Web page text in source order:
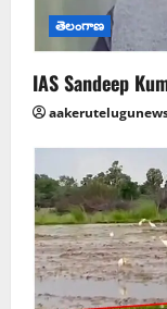
తెలంగాణ
IAS Sandeep